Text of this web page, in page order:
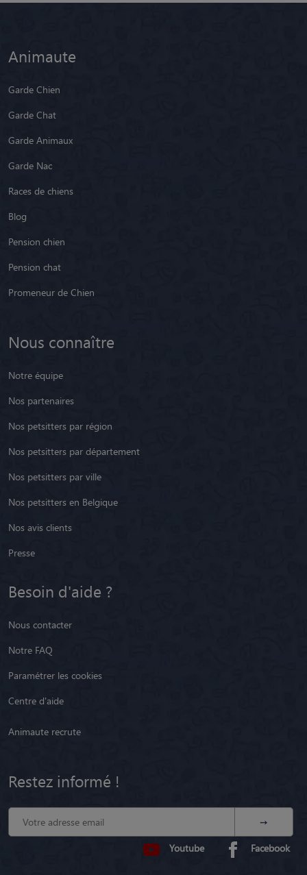
Animaute
Garde Chien
Garde Chat
Garde Animaux
Garde Nac
Races de chiens
Blog
Pension chien
Pension chat
Promeneur de Chien
Nous connaître
Notre équipe
Nos partenaires
Nos petsitters par région
Nos petsitters par département
Nos petsitters par ville
Nos petsitters en Belgique
Nos avis clients
Presse
Besoin d'aide ?
Nous contacter
Notre FAQ
Paramétrer les cookies
Centre d'aide
Animaute recrute
Restez informé !
Youtube Facebook